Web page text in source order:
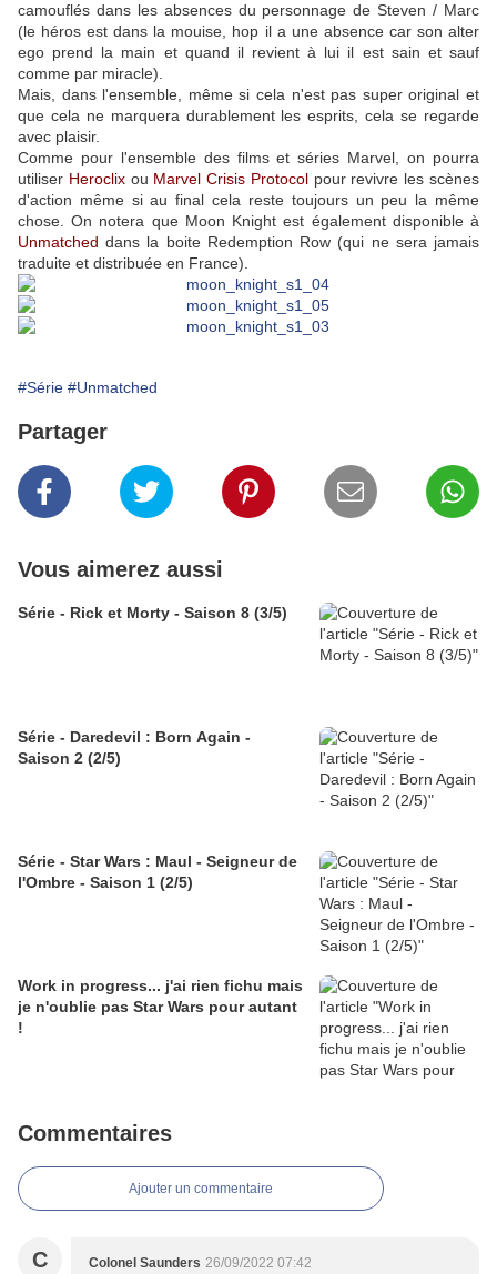
camouflés dans les absences du personnage de Steven / Marc
(le héros est dans la mouise, hop il a une absence car son alter
ego prend la main et quand il revient à lui il est sain et sauf
comme par miracle).
Mais, dans l'ensemble, même si cela n'est pas super original et
que cela ne marquera durablement les esprits, cela se regarde
avec plaisir.
Comme pour l'ensemble des films et séries Marvel, on pourra
utiliser Heroclixou Marvel Crisis Protocolpour revivre les scènes
d'action même si au final cela reste toujours un peu la même
chose. On notera que Moon Knight est également disponible à
Unmatched dans la boite Redemption Row (qui ne sera jamais
traduite et distribuée en France).
#Série #Unmatched
Partager
Vous aimerez aussi
Série - Rick et Morty - Saison 8 (3/5)
Série - Daredevil : Born Again -
Saison 2 (2/5)
Série - Star Wars : Maul - Seigneur de
l'Ombre - Saison 1 (2/5)
Work in progress... j'ai rien fichu mais
je n'oublie pas Star Wars pour autant
!
Commentaires
Ajouter un commentaire
C Colonel Saunders 26/09/2022 07:42